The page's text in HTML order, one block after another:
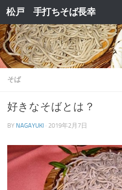
コンテンツへスキップ
松戸 手打ちそば長幸
そば
好きなそばとは？
BY NAGAYUKI · 2019年2月7日